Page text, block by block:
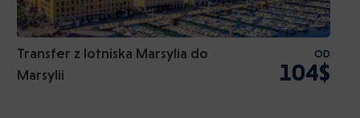
Transfer z lotniska Marsylia do
Marsylii
OD
104$